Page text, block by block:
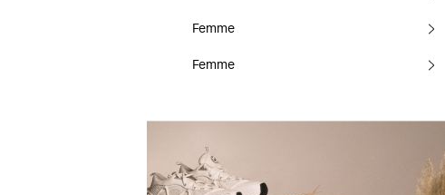
Femme
Femme